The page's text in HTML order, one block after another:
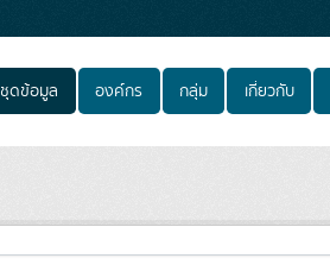
ชุดข้อมูล องค์กร กลุ่ม เกี่ยวกับ